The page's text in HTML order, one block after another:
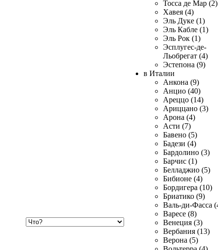
Тосса де Мар (2)
Хавея (4)
Эль Дуке (1)
Эль Кабле (1)
Эль Рок (1)
Эсплугес-де-
Льобрегат (4)
Эстепона (9)
в Италии
Анкона (9)
Анцио (40)
Ареццо (14)
Ариццано (3)
Арона (4)
Асти (7)
Бавено (5)
Бадези (4)
Бардолино (3)
Барчис (1)
Белладжио (5)
Бибионе (4)
Бордигера (10)
Бриатико (9)
Валь-ди-Фасса
Варесе (8)
Венеция (3)
Вербания (13)
Верона (5)